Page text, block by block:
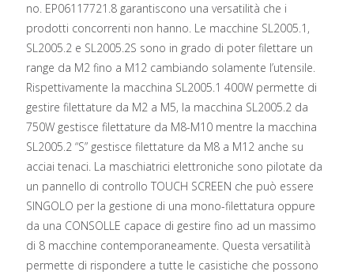
no. EP06117721.8 garantiscono una versatilità che i
prodotti concorrenti non hanno. Le macchine SL2005.1,
SL2005.2 e SL2005.2S sono in grado di poter filettare un
range da M2 fino a M12 cambiando solamente l’utensile.
Rispettivamente la macchina SL2005.1 400W permette di
gestire filettature da M2 a M5, la macchina SL2005.2 da
750W gestisce filettature da M8-M10 mentre la macchina
SL2005.2 “S” gestisce filettature da M8 a M12 anche su
acciai tenaci. La maschiatrici elettroniche sono pilotate da
un pannello di controllo TOUCH SCREEN che può essere
SINGOLO per la gestione di una mono-filettatura oppure
da una CONSOLLE capace di gestire fino ad un massimo
di 8 macchine contemporaneamente. Questa versatilità
permette di rispondere a tutte le casistiche che possono